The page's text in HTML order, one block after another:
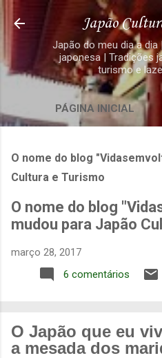
Pular para o
Japão
Japão do meu dia a dia
japonesa | Tradições
turismo e
PÁGINA INICIAL
O nome do blog
Cultura e Turismo
O nome do blog
mudou para Japão
março 28, 2017
6 comentários
O Japão que eu
a mesada dos